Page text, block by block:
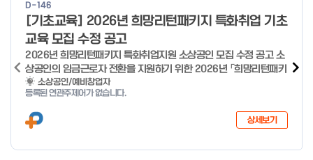
D-146
[기초교육] 2026년 희망리턴패키지 특화취업 기초
교육 모집 수정 공고
2026년 희망리턴패키지 특화취업지원 소상공인 모집 수정 공고 소
상공인의 임금근로자 전환을 지원하기 위한 2026년 「희망리턴패키
지 특화취업지원」 사업을 다음과 같이 공고합니다. '26.6.2(화)은
익일인 6.3(수) 선거로 인해 서류검토가 불가함에 따라 기초교육
모집을 진행하지 않음을 안내드립니다. (6/3 모집 재개) □ 사업명:
희망리턴패키지 특화취업지원 □ 지원대상: 폐업(예정) 소상공인
경우 매주 일, 월, 화, 수, 목 신청·접수 가능 ** 기초교육 신청 가능
소상공인/예비창업자
등록된 연관주제어가 없습니다.
상세보기